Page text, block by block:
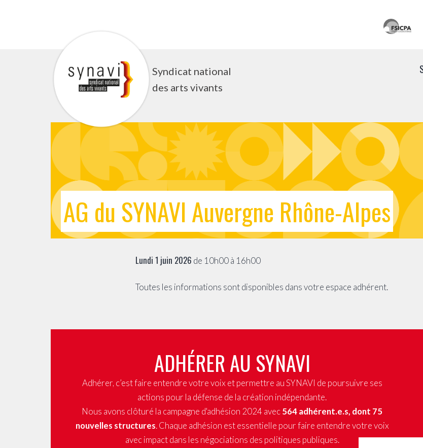
Syndicat national
des arts vivants
AG du SYNAVI Auvergne Rhône-Alpes
Lundi 1 juin 2026 de 10h00 à 16h00
Toutes les informations sont disponibles dans votre espace adhérent.
ADHÉRER AU SYNAVI
Adhérer, c’est faire entendre votre voix et permettre au SYNAVI de poursuivre ses
actions pour la défense de la création indépendante.
Nous avons clôturé la campagne d'adhésion 2024 avec564 adhérent.e.s, dont 75
nouvelles structures. Chaque adhésion est essentielle pour faire entendre votre voix
avec impact dans les négociations des politiques publiques.